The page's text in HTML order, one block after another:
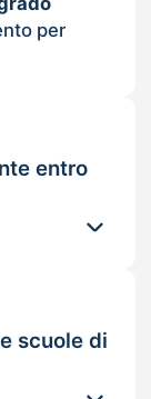
per
entro
scuole di